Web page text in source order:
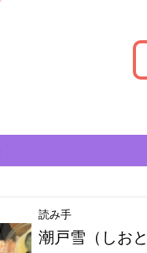
読み手
潮戸雪（しおと